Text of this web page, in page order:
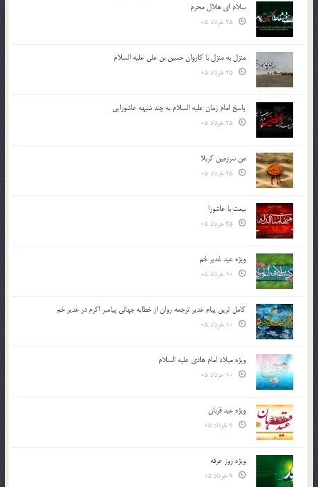
سلام ای هلال محرم
منزل به منزل با کاروان حسین بن علی علیه السلام
پاسخ امام زمان علیه السلام به چند شبهه عاشورایی
من سرزمین کربلا
بیعت با عاشورا
ویژه عید غدیر خم
کامل ترین پیام غدیر ترجمه روان از خطابه جهانی پیامبر اکرم در غدیر خم
ویژه میلاد امام هادی علیه السلام
ویژه عید قربان
ویژه روز عرفه